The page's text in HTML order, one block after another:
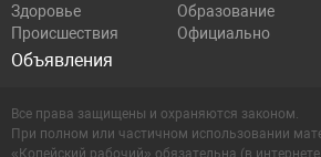
Здоровье
Образование
Происшествия
Официально
Объявления
Все права защищены и охраняются законом.
При полном или частичном использовании
«Копейский рабочий» обязательна (в интернете